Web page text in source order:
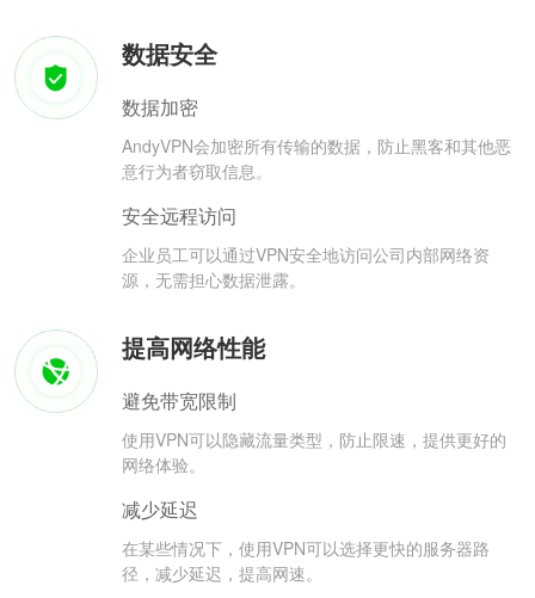
数据安全
数据加密
AndyVPN会加密所有传输的数据，防止黑客和其他恶
意行为者窃取信息。
安全远程访问
企业员工可以通过VPN安全地访问公司内部网络资
源，无需担心数据泄露。
提高网络性能
避免带宽限制
使用VPN可以隐藏流量类型，防止限速，提供更好的
网络体验。
减少延迟
在某些情况下，使用VPN可以选择更快的服务器路
径，减少延迟，提高网速。